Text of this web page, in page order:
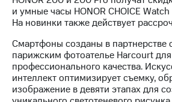
Описание
Программа
приобретения
выкупа
акций
Дивиденды
Рынок
облигаций
и умные часы HONOR CHOICE
На новинки также действует
Смартфоны созданы в партнерстве
парижским фотоателье Harcourt
профессионального качества.
интеллект оптимизирует съемку,
изображение в девяти этапах для